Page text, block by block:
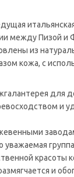
между Пизой
из
кожа, с
и
уважаемая
красоты
и